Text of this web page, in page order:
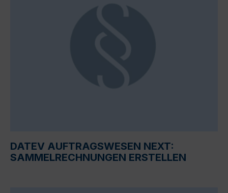
DATEV AUFTRAGSWESEN NEXT:
SAMMELRECHNUNGEN ERSTELLEN